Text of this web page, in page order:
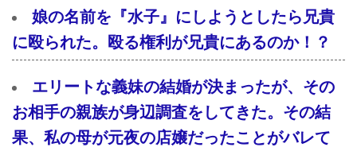
娘の名前を『水子』にしようとしたら兄貴
に殴られた。殴る権利が兄貴にあるのか！？
エリートな義妹の結婚が決まったが、その
お相手の親族が身辺調査をしてきた。その結
果、私の母が元夜の店嬢だったことがバレて